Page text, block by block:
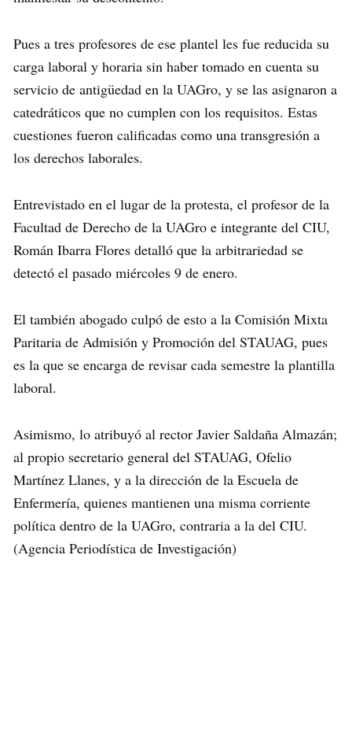
Pues a tres profesores de ese plantel les fue reducida su
carga laboral y horaria sin haber tomado en cuenta su
servicio de antigüedad en la UAGro, y se las asignaron a
catedráticos que no cumplen con los requisitos. Estas
cuestiones fueron calificadas como una transgresión a
los derechos laborales.
Entrevistado en el lugar de la protesta, el profesor de la
Facultad de Derecho de la UAGro e integrante del CIU,
Román Ibarra Flores detalló que la arbitrariedad se
detectó el pasado miércoles 9 de enero.
El también abogado culpó de esto a la Comisión Mixta
Paritaria de Admisión y Promoción del STAUAG, pues
es la que se encarga de revisar cada semestre la plantilla
laboral.
Asimismo, lo atribuyó al rector Javier Saldaña Almazán;
al propio secretario general del STAUAG, Ofelio
Martínez Llanes, y a la dirección de la Escuela de
Enfermería, quienes mantienen una misma corriente
política dentro de la UAGro, contraria a la del CIU.
(Agencia Periodística de Investigación)